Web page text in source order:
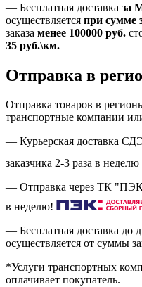
— Бесплатная доставка за
осуществляется при сумме
заказа менее 100000 руб.
35 руб.\км.
Отправка в
Отправка товаров в
транспортные компании
— Курьерская доставка
заказчика 2-3 раза в неделю
— Отправка через ТК
в неделю!
— Бесплатная доставка до
осуществляется от суммы
*Услуги транспортных
оплачивает покупатель.